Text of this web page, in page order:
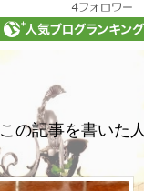
この記事を書いた人